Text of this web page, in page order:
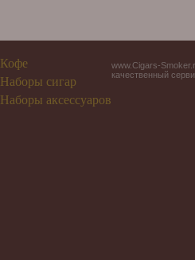
Кофе
Наборы сигар
Наборы аксессуаров
www.Cigars-
качественный